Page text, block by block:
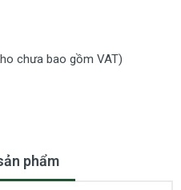
chưa bao gồm VAT)
phẩm